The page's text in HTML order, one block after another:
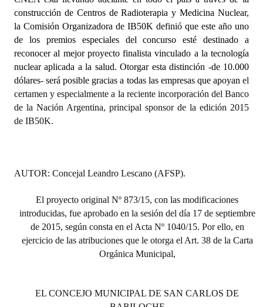
Ciudadano Ilustre - Registro
Banca del Vecino - Registro
Huéspedes de Honor - Registro
Antiguos Pobladores - Registro
Reconocimientos - Registro
Bariloche, Municipio intercultural
REFORMA DE LA CARTA ORGÁNICA
construcción de Centros de Radioterapia y Medicina Nuclear,
la Comisión Organizadora de IB50K definió que este año uno
de los premios especiales del concurso esté destinado a
reconocer al mejor proyecto finalista vinculado a la tecnología
nuclear aplicada a la salud. Otorgar esta distinción -de 10.000
dólares- será posible gracias a todas las empresas que apoyan el
certamen y especialmente a la reciente incorporación del Banco
de la Nación Argentina, principal sponsor de la edición 2015
de IB50K.
AUTOR: Concejal Leandro Lescano (AFSP).
El proyecto original Nº 873/15, con las modificaciones
introducidas, fue aprobado en la sesión del día 17 de septiembre
de 2015, según consta en el Acta Nº 1040/15. Por ello, en
ejercicio de las atribuciones que le otorga el Art. 38 de la Carta
Orgánica Municipal,
EL CONCEJO MUNICIPAL DE SAN CARLOS DE